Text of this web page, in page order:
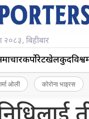
२०८३, बिहीबार
कर्पोरेटखेलकुदविश्व
ओली कोरोना भाइरस